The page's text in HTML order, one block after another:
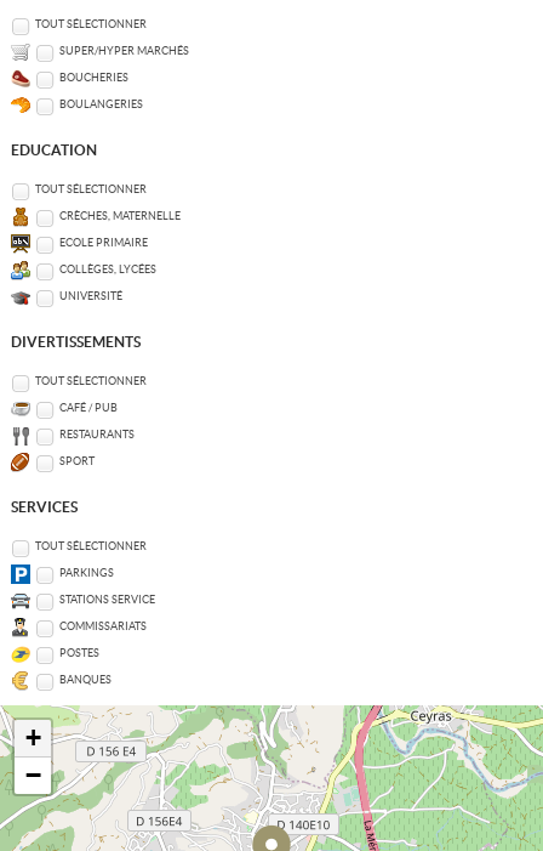
TOUT SÉLECTIONNER
SUPER/HYPER MARCHÉS
BOUCHERIES
BOULANGERIES
EDUCATION
TOUT SÉLECTIONNER
CRÈCHES, MATERNELLE
ECOLE PRIMAIRE
COLLÈGES, LYCÉES
UNIVERSITÉ
DIVERTISSEMENTS
TOUT SÉLECTIONNER
CAFÉ / PUB
RESTAURANTS
SPORT
SERVICES
TOUT SÉLECTIONNER
PARKINGS
STATIONS SERVICE
COMMISSARIATS
POSTES
BANQUES
+
−